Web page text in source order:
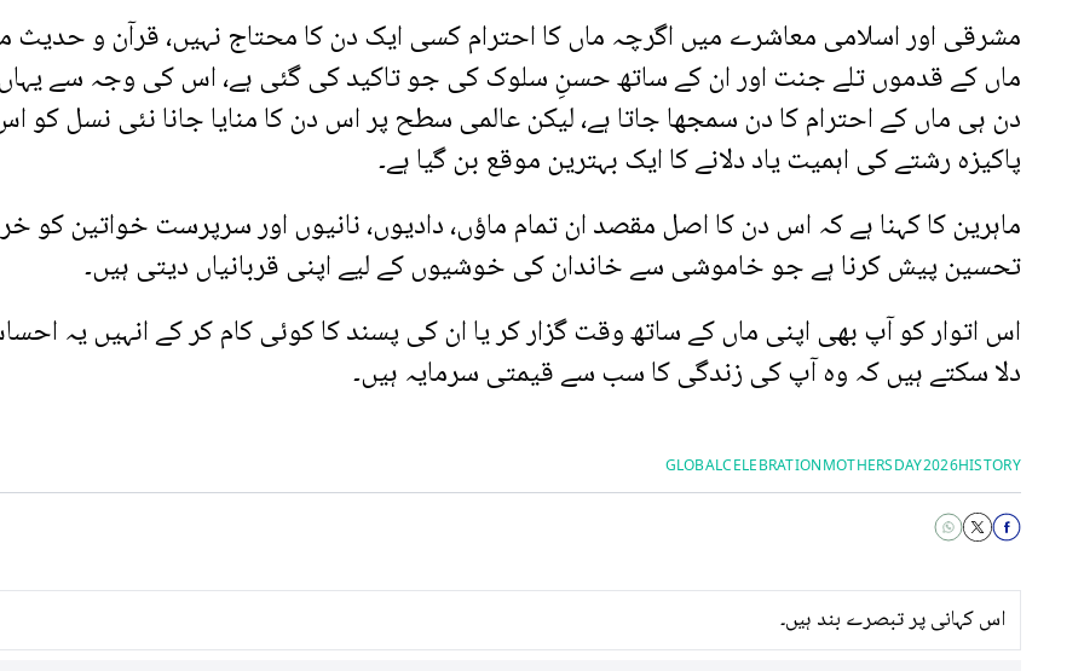
مشرقی اور اسلامی معاشرے میں اگرچہ ماں کا احترام کسی ایک دن کا محتاج نہیں، قرآن و حدیث
ماں کے قدموں تلے جنت اور ان کے ساتھ حسنِ سلوک کی جو تاکید کی گئی ہے، اس کی وجہ سے
دن ہی ماں کے احترام کا دن سمجھا جاتا ہے، لیکن عالمی سطح پر اس دن کا منایا جانا نئی نسل کو
پاکیزہ رشتے کی اہمیت یاد دلانے کا ایک بہترین موقع بن گیا ہے۔
ماہرین کا کہنا ہے کہ اس دن کا اصل مقصد ان تمام ماؤں، دادیوں، نانیوں اور سرپرست خواتین کو
تحسین پیش کرنا ہے جو خاموشی سے خاندان کی خوشیوں کے لیے اپنی قربانیاں دیتی ہیں۔
اس اتوار کو آپ بھی اپنی ماں کے ساتھ وقت گزار کر یا ان کی پسند کا کوئی کام کر کے انہیں یہ
دلا سکتے ہیں کہ وہ آپ کی زندگی کا سب سے قیمتی سرمایہ ہیں۔
HISTORY
MOTHERSDAY2026
GLOBALCELEBRATION
اس کہانی پر تبصرے بند ہیں۔